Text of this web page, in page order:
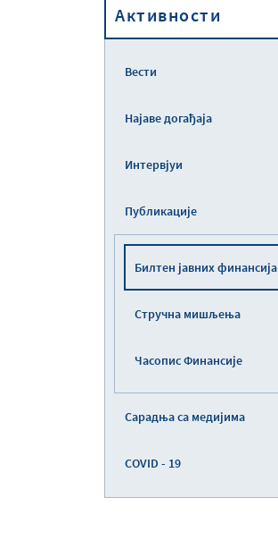
Активности
Вести
Најаве догађаја
Интервјуи
Публикације
Билтен јавних финансија
Стручна мишљења
Часопис Финансије
Сарадња са медијима
COVID - 19